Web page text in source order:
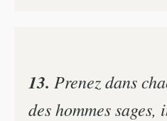
13. Prenez dans
des hommes